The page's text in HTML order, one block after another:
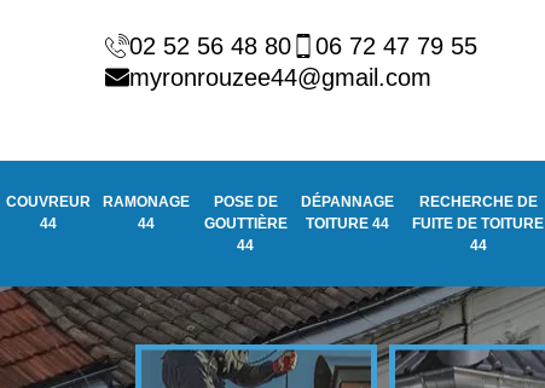
02 52 56 48 80
06 72 47 79 55
myronrouzee44@gmail.com
COUVREUR
44
RAMONAGE
44
POSE DE
GOUTTIÈRE
44
DÉPANNAGE
TOITURE 44
RECHERCHE DE
FUITE DE TOITURE
44